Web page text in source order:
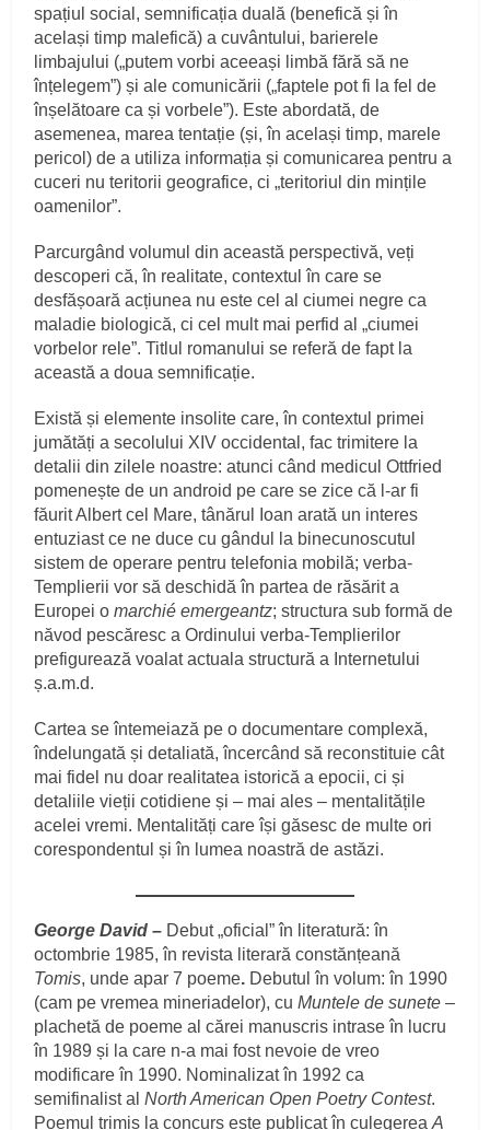
spațiul social, semnificația duală (benefică și în
același timp malefică) a cuvântului, barierele
limbajului („putem vorbi aceeași limbă fără să ne
înțelegem”) și ale comunicării („faptele pot fi la fel de
înșelătoare ca și vorbele”). Este abordată, de
asemenea, marea tentație (și, în același timp, marele
pericol) de a utiliza informația și comunicarea pentru a
cuceri nu teritorii geografice, ci „teritoriul din mințile
oamenilor”.
Parcurgând volumul din această perspectivă, veți
descoperi că, în realitate, contextul în care se
desfășoară acțiunea nu este cel al ciumei negre ca
maladie biologică, ci cel mult mai perfid al „ciumei
vorbelor rele”. Titlul romanului se referă de fapt la
această a doua semnificație.
Există și elemente insolite care, în contextul primei
jumătăți a secolului XIV occidental, fac trimitere la
detalii din zilele noastre: atunci când medicul Ottfried
pomenește de un android pe care se zice că l-ar fi
făurit Albert cel Mare, tânărul Ioan arată un interes
entuziast ce ne duce cu gândul la binecunoscutul
sistem de operare pentru telefonia mobilă; verba-
Templierii vor să deschidă în partea de răsărit a
Europei omarchié emergeantz; structura sub formă de
năvod pescăresc a Ordinului verba-Templierilor
prefigurează voalat actuala structură a Internetului
ș.a.m.d.
Cartea se întemeiază pe o documentare complexă,
îndelungată și detaliată, încercând să reconstituie cât
mai fidel nu doar realitatea istorică a epocii, ci și
detaliile vieții cotidiene și – mai ales – mentalitățile
acelei vremi. Mentalități care își găsesc de multe ori
corespondentul și în lumea noastră de astăzi.
George David – Debut „oficial” în literatură: în
octombrie 1985, în revista literară constănțeană
Tomis, unde apar 7 poeme. Debutul în volum: în 1990
(cam pe vremea mineriadelor), cuMuntele de sunete –
plachetă de poeme al cărei manuscris intrase în lucru
în 1989 și la care n-a mai fost nevoie de vreo
modificare în 1990. Nominalizat în 1992 ca
semifinalist alNorth American Open Poetry Contest.
Poemul trimis la concurs este publicat în culegereaA